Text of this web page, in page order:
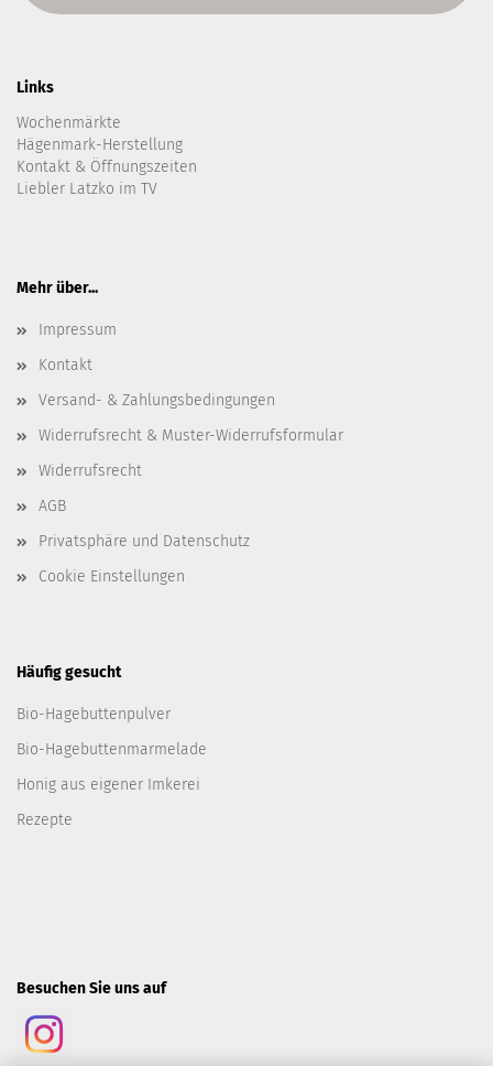
Links
Wochenmärkte
Hägenmark-Herstellung
Kontakt & Öffnungszeiten
Liebler Latzko im TV
Mehr über...
Impressum
Kontakt
Versand- & Zahlungsbedingungen
Widerrufsrecht & Muster-Widerrufsformular
Widerrufsrecht
AGB
Privatsphäre und Datenschutz
Cookie Einstellungen
Häufig gesucht
Bio-Hagebuttenpulver
Bio-Hagebuttenmarmelade
Honig aus eigener Imkerei
Rezepte
Besuchen Sie uns auf